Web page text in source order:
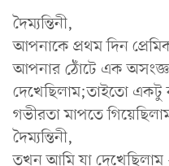
দৈম্যন্তিনী,
আপনাকে প্রথম দিন
আপনার ঠোঁটে এক
দেখেছিলাম;তাইতো
গভীরতা মাপতে
দৈম্যন্তিনী,
তখন আমি যা